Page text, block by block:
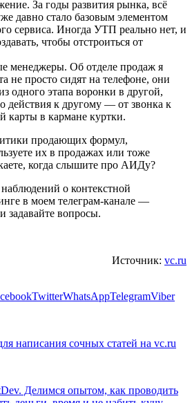
За годы развития рынка, всё
давно стало базовым элементом
сервиса. Иногда УТП реально нет, и
чтобы отстроиться от
менеджеры. Об отделе продаж я
не просто сидят на телефоне, они
одного этапа воронки в другой,
действия к другому — от звонка к
карты в кармане куртки.
продающих формул,
их в продажах или тоже
когда слышите про АИДу?
о контекстной
в моем телеграм-канале —
задавайте вопросы.
Источник: vc.ru
TwitterWhatsAppTelegramViber
написания сочных статей на vc.ru
Делимся опытом, как проводить